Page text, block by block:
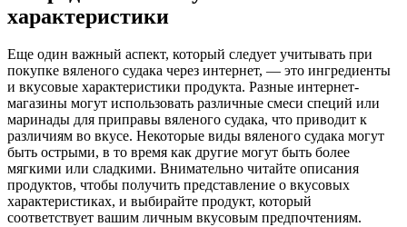
характеристики
Еще один важный аспект, который следует учитывать при
покупке вяленого судака через интернет, — это ингредиенты
и вкусовые характеристики продукта. Разные интернет-
магазины могут использовать различные смеси специй или
маринады для приправы вяленого судака, что приводит к
различиям во вкусе. Некоторые виды вяленого судака могут
быть острыми, в то время как другие могут быть более
мягкими или сладкими. Внимательно читайте описания
продуктов, чтобы получить представление о вкусовых
характеристиках, и выбирайте продукт, который
соответствует вашим личным вкусовым предпочтениям.